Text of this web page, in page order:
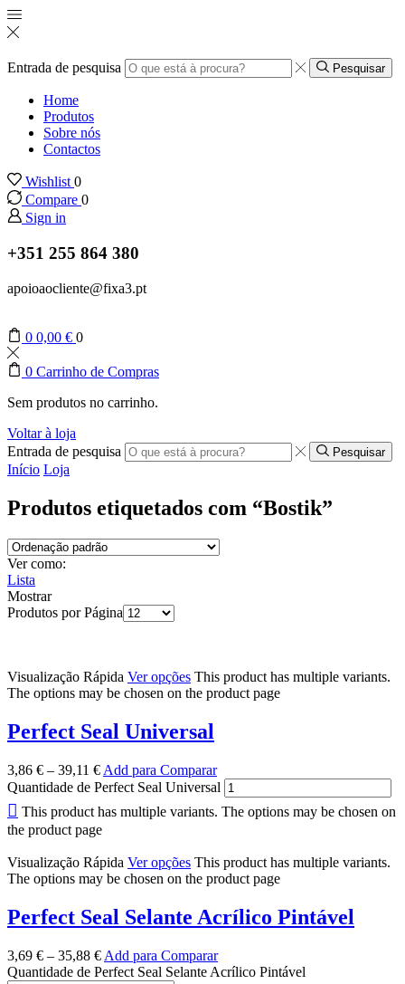
Entrada de pesquisa Pesquisar
Home
Produtos
Sobre nós
Contactos
Wishlist 0
Compare 0
Sign in
+351 255 864 380
apoioaocliente@fixa3.pt
0 0,00 € 0
0 Carrinho de Compras
Sem produtos no carrinho.
Voltar à loja
Entrada de pesquisa
Pesquisar
Início Loja
Produtos etiquetados com “Bostik”
Ver como:
Lista
Mostrar
Produtos por Página
Visualização Rápida Ver opções This product has multiple variants.
The options may be chosen on the product page
Perfect Seal Universal
3,86 € – 39,11 € Add para Comparar
Quantidade de Perfect Seal Universal
This product has multiple variants. The options may be chosen on
the product page
Visualização Rápida Ver opções This product has multiple variants.
The options may be chosen on the product page
Perfect Seal Selante Acrílico Pintável
3,69 € – 35,88 € Add para Comparar
Quantidade de Perfect Seal Selante Acrílico Pintável